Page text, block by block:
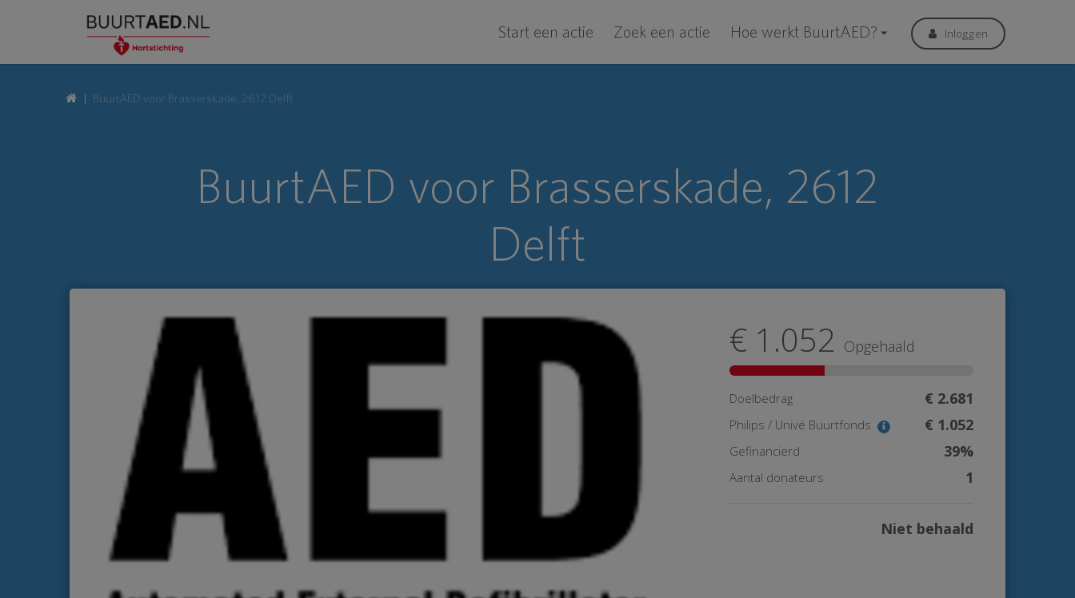
Start een actie Zoek een actie Hoe werkt BuurtAED? Inloggen
BuurtAED voor Brasserskade, 2612 Delft
BuurtAED voor Brasserskade, 2612
Delft
€ 1.052 Opgehaald
Doelbedrag € 2.681
Philips / Univé Buurtfonds € 1.052
Gefinancierd 39%
Aantal donateurs 1
Niet behaald